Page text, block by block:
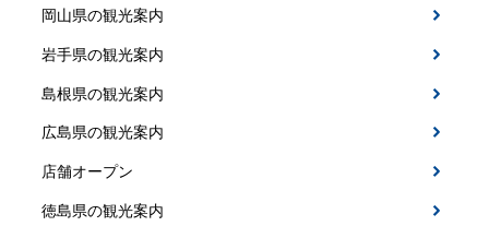
岡山県の観光案内
岩手県の観光案内
島根県の観光案内
広島県の観光案内
店舗オープン
徳島県の観光案内